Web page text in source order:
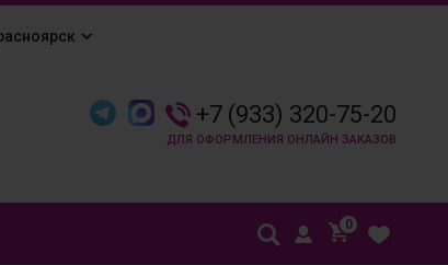
0
+7 (933) 320-75-20